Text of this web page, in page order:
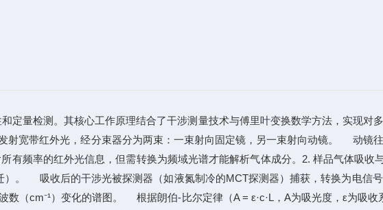
定量检测。其核心工作原理结合了干涉测量技术与傅里叶变换数学方法，实现对
射宽带红外光，经分束器分为两束：一束射向固定镜，另一束射向动镜。 动镜
频率的红外光信息，但需转换为频域光谱才能解析气体成分。2. 样品气体吸收
。 吸收后的干涉光被探测器（如液氮制冷的MCT探测器）捕获，转换为电信
（cm⁻¹）变化的谱图。 根据朗伯-比尔定律（A = ε·c·L，A为吸光度，ε为吸收